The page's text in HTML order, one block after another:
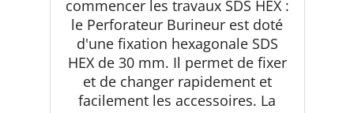
commencer les travaux SDS HEX :
le Perforateur Burineur est doté
d'une fixation hexagonale SDS
HEX de 30 mm. Il permet de fixer
et de changer rapidement et
facilement les accessoires. La